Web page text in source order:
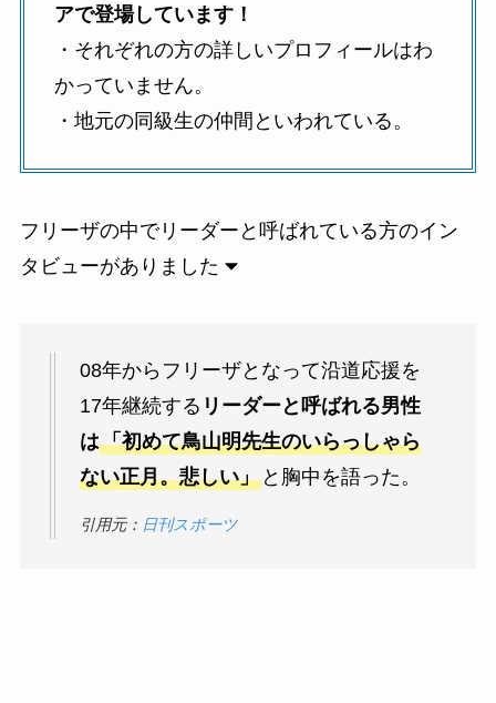
アで登場しています！
・それぞれの方の詳しいプロフィールはわ
かっていません。
・地元の同級生の仲間といわれている。
フリーザの中でリーダーと呼ばれている方のイン
タビューがありました
08年からフリーザとなって沿道応援を
17年継続する リーダーと呼ばれる男性
は「初めて鳥山明先生のいらっしゃら
ない正月。悲しい」と胸中を語った。
引用元： 日刊スポーツ